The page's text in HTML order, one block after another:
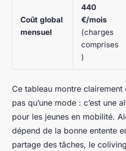
Coût global
mensuel
440
€/mois
(charges
comprises
)
Ce tableau montre clairement
pas qu’une mode : c’est une
pour les jeunes en mobilité.
dépend de la bonne entente
partage des tâches, le